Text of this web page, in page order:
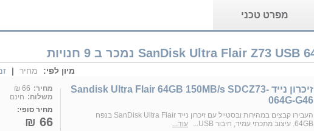
מפרט טכני
מיון לפי: מחיר |
זיכרון נייד Sandisk Ultra Flair 64GB 150MB/s SDCZ73-
064G-G46
העבירו קבצים במהירות ובסטייל עם זיכרון נייד SanDisk Ultra Flair בנפח
64GB. עיצוב מתכתי עמיד, חיבור USB...
עוד...
מחיר: 66 ₪
משלוח: חינם
מחיר סופי:
66 ₪